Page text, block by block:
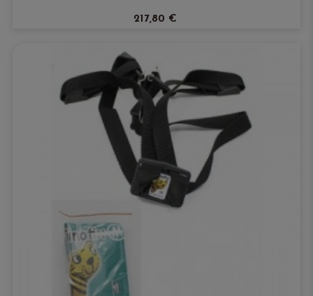
217,80 €